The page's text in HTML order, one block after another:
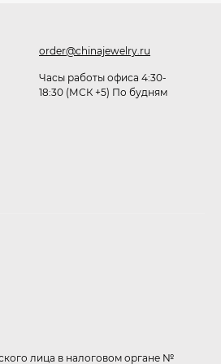
Очки P96397
369,10₽
order@chinajewelry.ru
Часы работы офиса 4:30-
18:30 (МСК +5) По будням
лица в налоговом органе №